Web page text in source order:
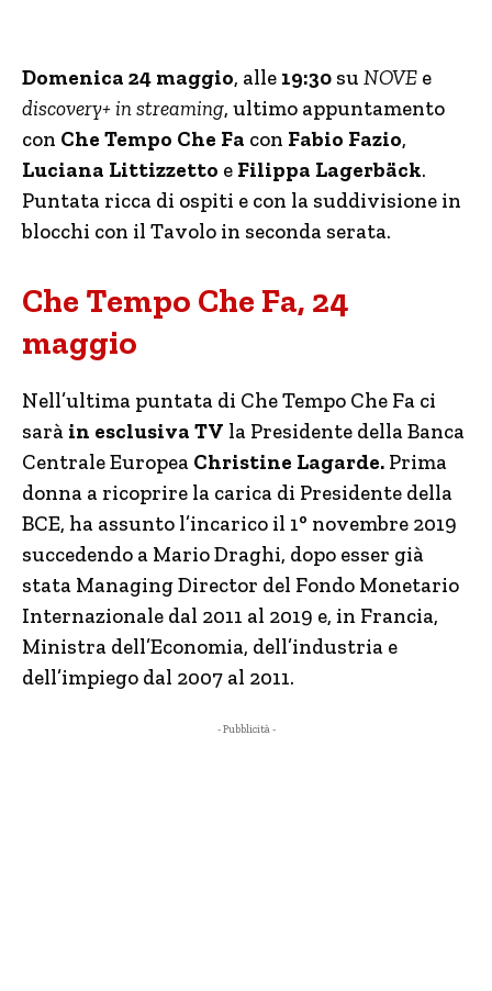
Domenica 24 maggio, alle 19:30 su NOVE e
discovery+ in streaming, ultimo appuntamento
con Che Tempo Che Fa con Fabio Fazio,
Luciana Littizzetto e Filippa Lagerbäck.
Puntata ricca di ospiti e con la suddivisione in
blocchi con il Tavolo in seconda serata.
Che Tempo Che Fa, 24
maggio
Nell’ultima puntata di Che Tempo Che Fa ci
sarà in esclusiva TV la Presidente della Banca
Centrale Europea Christine Lagarde. Prima
donna a ricoprire la carica di Presidente della
BCE, ha assunto l’incarico il 1° novembre 2019
succedendo a Mario Draghi, dopo esser già
stata Managing Director del Fondo Monetario
Internazionale dal 2011 al 2019 e, in Francia,
Ministra dell’Economia, dell’industria e
dell’impiego dal 2007 al 2011.
- Pubblicità -